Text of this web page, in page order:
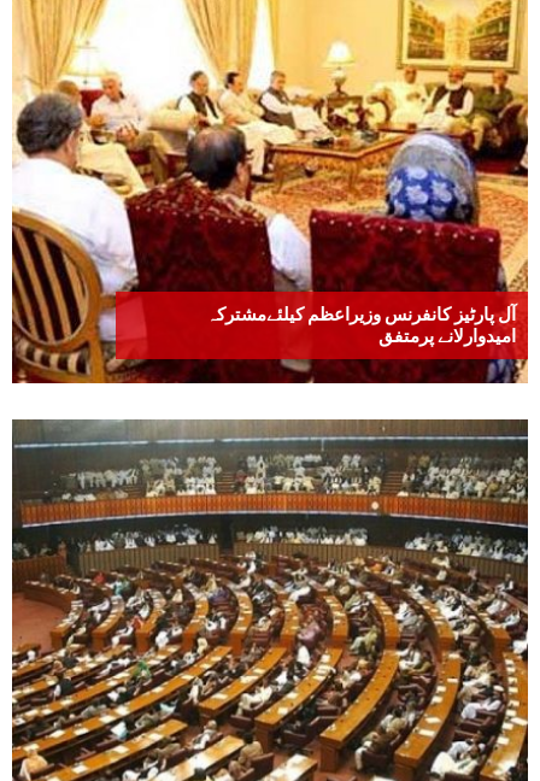
آل پارٹیز کانفرنس وزیراعظم کیلئےمشترکہ
امیدوارلانے پرمتفق